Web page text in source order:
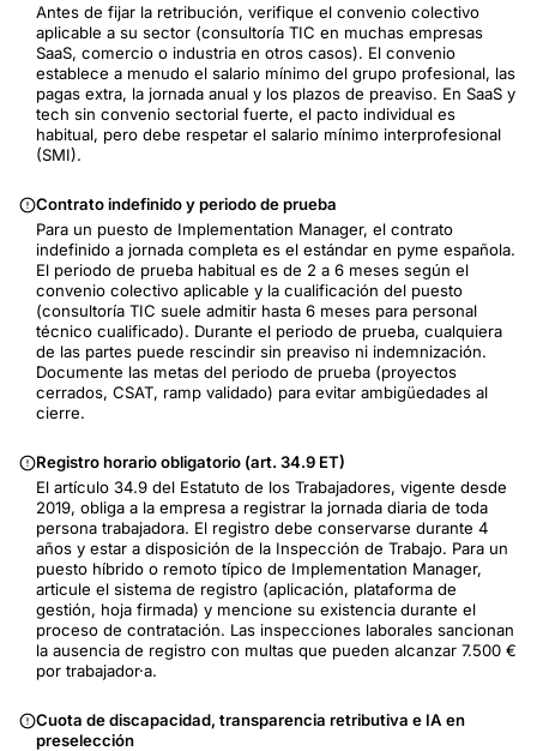
Antes de fijar la retribución, verifique el convenio colectivo
aplicable a su sector (consultoría TIC en muchas empresas
SaaS, comercio o industria en otros casos). El convenio
establece a menudo el salario mínimo del grupo profesional, las
pagas extra, la jornada anual y los plazos de preaviso. En SaaS y
tech sin convenio sectorial fuerte, el pacto individual es
habitual, pero debe respetar el salario mínimo interprofesional
(SMI).
Contrato indefinido y periodo de prueba
Para un puesto de Implementation Manager, el contrato
indefinido a jornada completa es el estándar en pyme española.
El periodo de prueba habitual es de 2 a 6 meses según el
convenio colectivo aplicable y la cualificación del puesto
(consultoría TIC suele admitir hasta 6 meses para personal
técnico cualificado). Durante el periodo de prueba, cualquiera
de las partes puede rescindir sin preaviso ni indemnización.
Documente las metas del periodo de prueba (proyectos
cerrados, CSAT, ramp validado) para evitar ambigüedades al
cierre.
Registro horario obligatorio (art. 34.9 ET)
El artículo 34.9 del Estatuto de los Trabajadores, vigente desde
2019, obliga a la empresa a registrar la jornada diaria de toda
persona trabajadora. El registro debe conservarse durante 4
años y estar a disposición de la Inspección de Trabajo. Para un
puesto híbrido o remoto típico de Implementation Manager,
articule el sistema de registro (aplicación, plataforma de
gestión, hoja firmada) y mencione su existencia durante el
proceso de contratación. Las inspecciones laborales sancionan
la ausencia de registro con multas que pueden alcanzar 7.500 €
por trabajador·a.
Cuota de discapacidad, transparencia retributiva e IA en
preselección